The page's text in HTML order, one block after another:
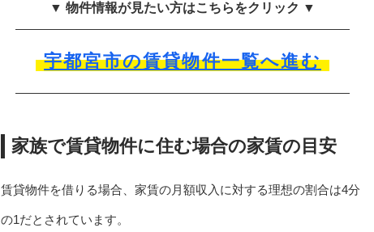
▼ 物件情報が見たい方はこちらをクリック ▼
宇都宮市の賃貸物件一覧へ進む
家族で賃貸物件に住む場合の家賃の目安
賃貸物件を借りる場合、家賃の月額収入に対する理想の割合は4分
の1だとされています。